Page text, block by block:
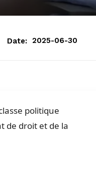
Date: 2025-06-30
politique
de droit et de la